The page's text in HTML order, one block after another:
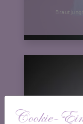
Cookie-